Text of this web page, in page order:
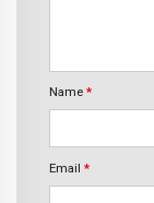
Name *
Email *